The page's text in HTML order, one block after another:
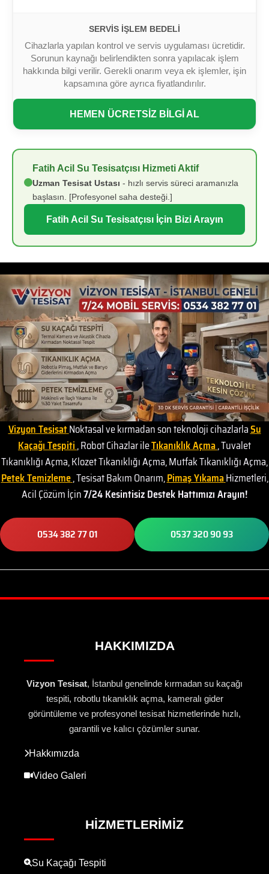
SERVIS İŞLEM BEDELI
Cihazlarla yapılan kontrol ve servis uygulaması ücretidir.
Sorunun kaynağı belirlendikten sonra yapılacak işlem
hakkında bilgi verilir. Gerekli onarım veya ek işlemler, işin
kapsamına göre ayrıca fiyatlandırılır.
HEMEN ÜCRETSİZ BİLGİ AL
Fatih Acil Su Tesisatçısı Hizmeti Aktif
Uzman Tesisat Ustası - hızlı servis süreci aramanızla
başlasın. [Profesyonel saha desteği.]
Fatih Acil Su Tesisatçısı İçin Bizi Arayın
Vizyon TesisatNoktasal ve kırmadan son teknoloji cihazlarlaSu
Kaçağı Tespiti, Robot Cihazlar ileTıkanıklık Açma, Tuvalet
Tıkanıklığı Açma, Klozet Tıkanıklığı Açma, Mutfak Tıkanıklığı Açma,
Petek Temizleme, Tesisat Bakım Onarım,Pimaş YıkamaHizmetleri,
Acil Çözüm İçin7/24 Kesintisiz Destek Hattımızı Arayın!
0534 382 77 01 0537 320 90 93
HAKKIMIZDA
Vizyon Tesisat, İstanbul genelinde kırmadan su kaçağı
tespiti, robotlu tıkanıklık açma, kameralı gider
görüntüleme ve profesyonel tesisat hizmetlerinde hızlı,
garantili ve kalıcı çözümler sunar.
Hakkımızda
Video Galeri
HIZMETLERIMIZ
Su Kaçağı Tespiti